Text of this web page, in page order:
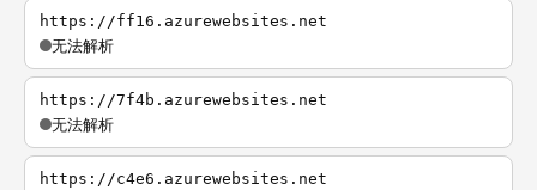
https://ff16.azurewebsites.net
无法解析
https://7f4b.azurewebsites.net
无法解析
https://c4e6.azurewebsites.net